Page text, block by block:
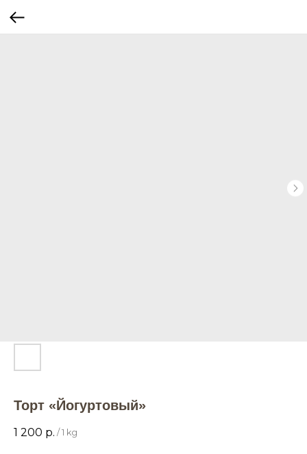
Торт «Йогуртовый»
1 200 р. / 1 kg